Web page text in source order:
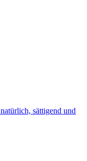
sättigend und